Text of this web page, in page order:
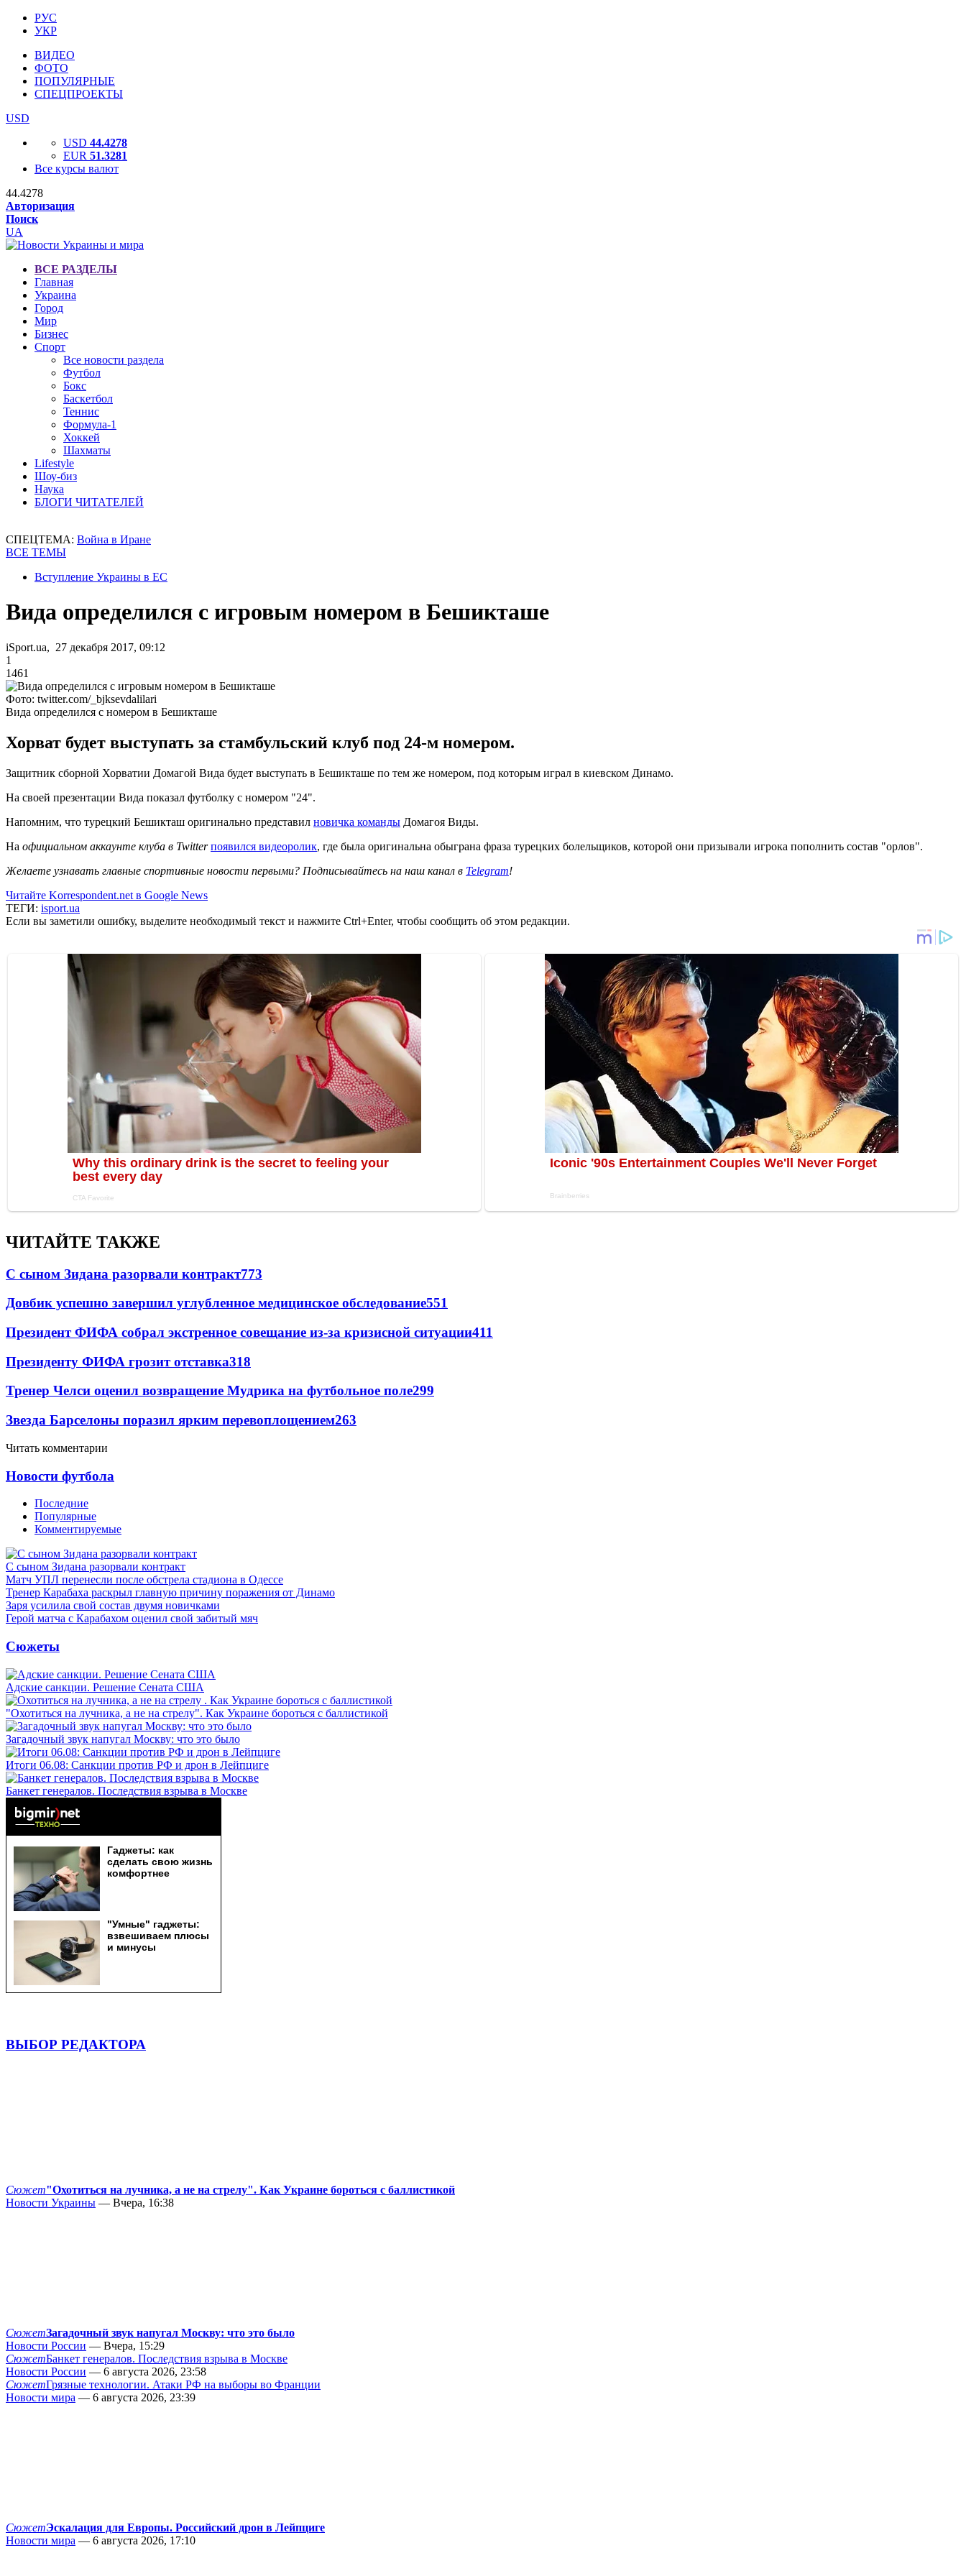
РУС
УКР
ВИДЕО
ФОТО
ПОПУЛЯРНЫЕ
СПЕЦПРОЕКТЫ
USD
USD 44.4278
EUR 51.3281
Все курсы валют
44.4278
Авторизация
Поиск
UA
ВСЕ РАЗДЕЛЫ
Главная
Украина
Город
Мир
Бизнес
Спорт
Все новости раздела
Футбол
Бокс
Баскетбол
Теннис
Формула-1
Хоккей
Шахматы
Lifestyle
Шоу-биз
Наука
БЛОГИ ЧИТАТЕЛЕЙ
СПЕЦТЕМА: Война в Иране
ВСЕ ТЕМЫ
Вступление Украины в ЕС
Вида определился с игровым номером в Бешикташе
iSport.ua, 27 декабря 2017, 09:12
1
1461
Фото: twitter.com/_bjksevdalilari
Вида определился с номером в Бешикташе
Хорват будет выступать за стамбульский клуб под 24-м номером.
Защитник сборной Хорватии Домагой Вида будет выступать в Бешикташе по тем же номером, под которым играл в киевском Динамо.
На своей презентации Вида показал футболку с номером "24".
Напомним, что турецкий Бешикташ оригинально представил новичка команды Домагоя Виды.
На официальном аккаунте клуба в Twitter появился видеоролик, где была оригинальна обыграна фраза турецких болельщиков, которой они призывали игрока пополнить состав "орлов".
Желаете узнавать главные спортивные новости первыми? Подписывайтесь на наш канал в Telegram!
Читайте Korrespondent.net в Google News
ТЕГИ: isport.ua
Если вы заметили ошибку, выделите необходимый текст и нажмите Ctrl+Enter, чтобы сообщить об этом редакции.
ЧИТАЙТЕ ТАКЖЕ
С сыном Зидана разорвали контракт773
Довбик успешно завершил углубленное медицинское обследование551
Президент ФИФА собрал экстренное совещание из-за кризисной ситуации411
Президенту ФИФА грозит отставка318
Тренер Челси оценил возвращение Мудрика на футбольное поле299
Звезда Барселоны поразил ярким перевоплощением263
Читать комментарии
Новости футбола
Последние
Популярные
Комментируемые
С сыном Зидана разорвали контракт
Матч УПЛ перенесли после обстрела стадиона в Одессе
Тренер Карабаха раскрыл главную причину поражения от Динамо
Заря усилила свой состав двумя новичками
Герой матча с Карабахом оценил свой забитый мяч
Сюжеты
Адские санкции. Решение Сената США
"Охотиться на лучника, а не на стрелу". Как Украине бороться с баллистикой
Загадочный звук напугал Москву: что это было
Итоги 06.08: Санкции против РФ и дрон в Лейпциге
Банкет генералов. Последствия взрыва в Москве
ВЫБОР РЕДАКТОРА
Сюжет"Охотиться на лучника, а не на стрелу". Как Украине бороться с баллистикой
Новости Украины — Вчера, 16:38
СюжетЗагадочный звук напугал Москву: что это было
Новости России — Вчера, 15:29
СюжетБанкет генералов. Последствия взрыва в Москве
Новости России — 6 августа 2026, 23:58
СюжетГрязные технологии. Атаки РФ на выборы во Франции
Новости мира — 6 августа 2026, 23:39
СюжетЭскалация для Европы. Российский дрон в Лейпциге
Новости мира — 6 августа 2026, 17:10